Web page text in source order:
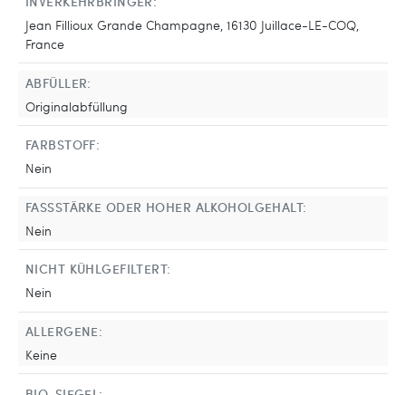
Jean Fillioux Grande Champagne, 16130 Juillace-LE-COQ,
France
ABFÜLLER:
Originalabfüllung
FARBSTOFF:
Nein
FASSSTÄRKE ODER HOHER ALKOHOLGEHALT:
Nein
NICHT KÜHLGEFILTERT:
Nein
ALLERGENE:
Keine